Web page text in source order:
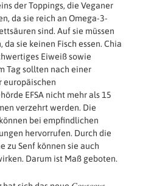
der Toppings, die Veganer
da sie reich an Omega-3-
sind. Auf sie müssen
da sie keinen Fisch essen. Chia
Eiweiß sowie
Tag sollten nach einer
europäischen
EFSA nicht mehr als 15
verzehrt werden. Die
bei empfindlichen
hervorrufen. Durch die
zu Senf können sie auch
Darum ist Maß geboten.